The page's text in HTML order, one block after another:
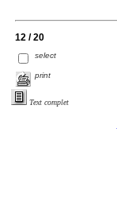
12 / 20
select
print
Text complet